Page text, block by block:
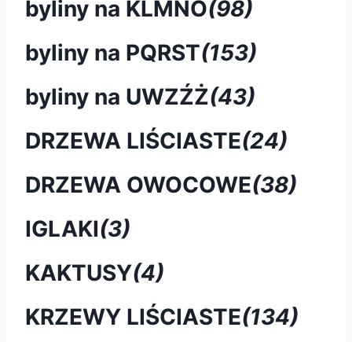
byliny na KLMNO(98)
byliny na PQRST(153)
byliny na UWZŹŻ(43)
DRZEWA LIŚCIASTE(24)
DRZEWA OWOCOWE(38)
IGLAKI(3)
KAKTUSY(4)
KRZEWY LIŚCIASTE(134)